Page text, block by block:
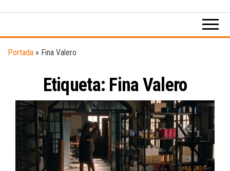
digital
música.
Portada » Fina Valero
Etiqueta: Fina Valero